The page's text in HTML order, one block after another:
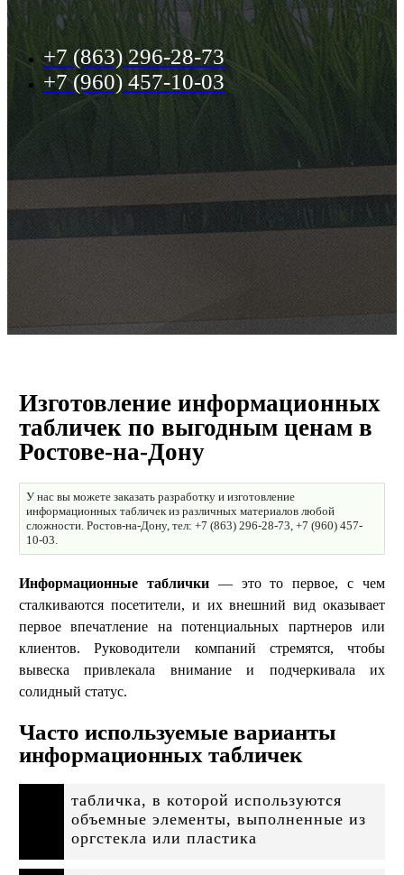
+7 (863) 296-28-73
+7 (960) 457-10-03
Изготовление информационных
табличек по выгодным ценам в
Ростове-на-Дону
У нас вы можете заказать разработку и изготовление
информационных табличек из различных материалов любой
сложности. Ростов-на-Дону, тел: +7 (863) 296-28-73, +7 (960) 457-
10-03.
Информационные таблички— это то первое, с чем
сталкиваются посетители, и их внешний вид оказывает
первое впечатление на потенциальных партнеров или
клиентов. Руководители компаний стремятся, чтобы
вывеска привлекала внимание и подчеркивала их
солидный статус.
Часто используемые варианты
информационных табличек
табличка, в которой используются
объемные элементы, выполненные из
оргстекла или пластика